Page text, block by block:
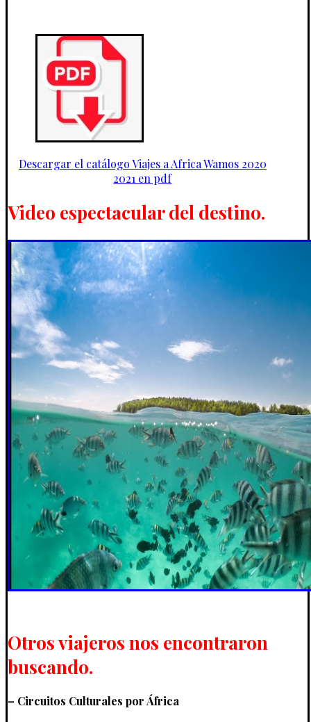
Descargar el catálogo Viajes a Africa Wamos 2020
2021 en pdf
Video espectacular del destino.
Otros viajeros nos encontraron
buscando.
– Circuitos Culturales por África